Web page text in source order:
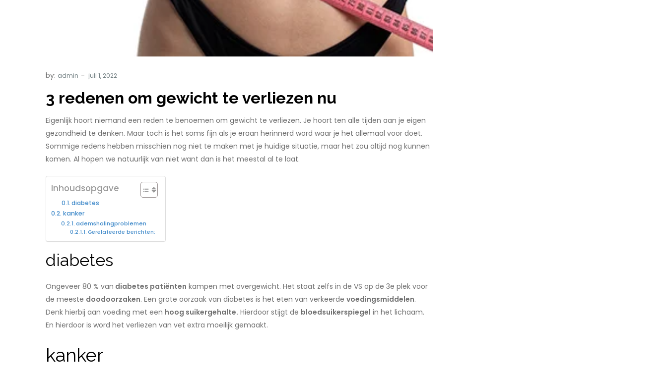
by: admin
3 redenen om gewicht te verliezen nu
Eigenlijk hoort niemand een reden te benoemen om gewicht te verliezen. Je hoort ten alle tijden aan je eigen
gezondheid te denken. Maar toch is het soms fijn als je eraan herinnerd word waar je het allemaal voor doet.
Sommige redens hebben misschien nog niet te maken met je huidige situatie, maar het zou altijd nog kunnen
komen. Al hopen we natuurlijk van niet want dan is het meestal al te laat.
Inhoudsopgave
diabetes
kanker
ademshalingproblemen
Gerelateerde berichten:
diabetes
Ongeveer 80 % van diabetes patiënten kampen met overgewicht. Het staat zelfs in de VS op de 3e plek voor
de meeste doodoorzaken. Een grote oorzaak van diabetes is het eten van verkeerde voedingsmiddelen.
Denk hierbij aan voeding met een hoog suikergehalte. Hierdoor stijgt de bloedsuikerspiegel in het lichaam.
En hierdoor is word het verliezen van vet extra moeilijk gemaakt.
kanker